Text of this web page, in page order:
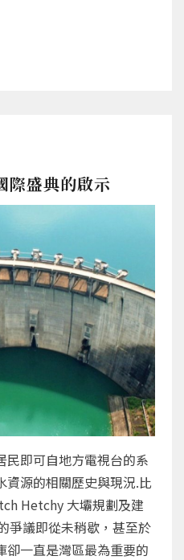
際盛典的啟示
民即可自地方電視台的系
源的相關歷史與現況.比
Hetchy 大壩規劃及建
爭議即從未稍歇，甚至於
卻一直是灣區最為重要的